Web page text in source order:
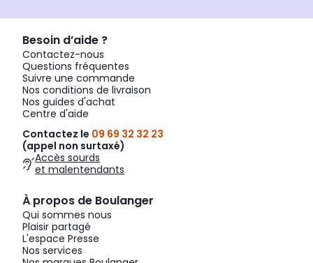
Besoin d’aide ?
Contactez-nous
Questions fréquentes
Suivre une commande
Nos conditions de livraison
Nos guides d'achat
Centre d'aide
Contactez le 09 69 32 32 23
(appel non surtaxé)
Accès sourds
et malentendants
À propos de Boulanger
Qui sommes nous
Plaisir partagé
L'espace Presse
Nos services